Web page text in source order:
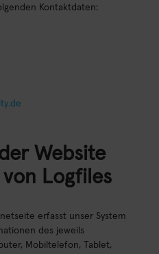
Kontaktdaten:
Website
Logfiles
erfasst unser System
des jeweils
Mobiltelefon, Tablet,